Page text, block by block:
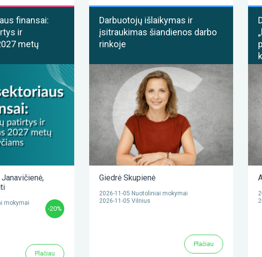
finansai:
ir
metų
Janavičienė,
mokymai
-20%
Plačiau
Darbuotojų išlaikymas ir
įsitraukimas šiandienos darbo
rinkoje
Giedrė Skupienė
2026-11-05 Nuotoliniai mokymai
2026-11-05 Vilnius
Plačiau